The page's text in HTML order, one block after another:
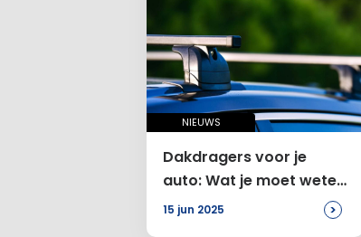
Naam*
E-mail*
NIEUWS
Dakdragers voor je
auto: Wat je moet weten
om je voertuig niet te
15 jun 2025 >